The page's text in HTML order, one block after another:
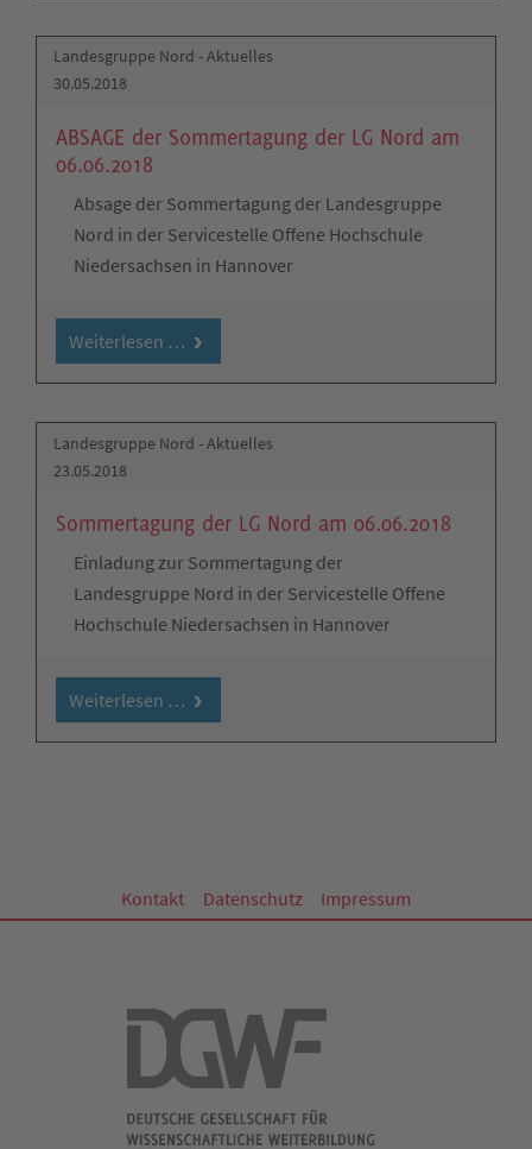
Landesgruppe Nord - Aktuelles
30.05.2018
ABSAGE der Sommertagung der LG Nord am
06.06.2018
Absage der Sommertagung der Landesgruppe
Nord in der Servicestelle Offene Hochschule
Niedersachsen in Hannover
Weiterlesen …
Landesgruppe Nord - Aktuelles
23.05.2018
Sommertagung der LG Nord am 06.06.2018
Einladung zur Sommertagung der
Landesgruppe Nord in der Servicestelle Offene
Hochschule Niedersachsen in Hannover
Weiterlesen …
Kontakt Datenschutz Impressum